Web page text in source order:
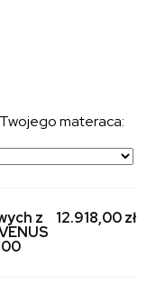
materaca:
z 12.918,00 zł